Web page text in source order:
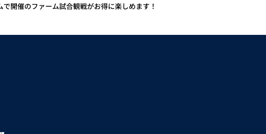
開催のファーム試合観戦がお得に楽しめます！